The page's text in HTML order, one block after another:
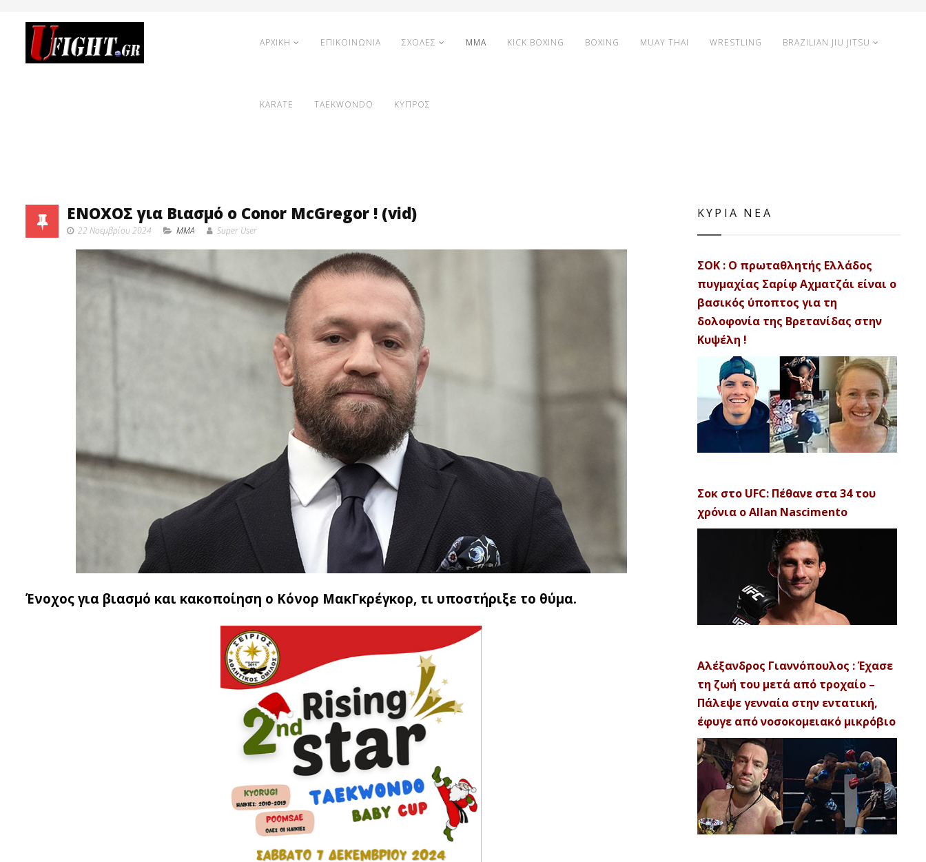
ΑΡΧΙΚΗ ΕΠΙΚΟΙΝΩΝΙΑ ΣΧΟΛΕΣ MMA KICK BOXING BOXING MUAY THAI WRESTLING BRAZILIAN JIU JITSU
KARATE TAEKWONDO ΚΥΠΡΟΣ
ΕΝΟΧΟΣ για Βιασμό ο Conor McGregor ! (vid)
22 Νοεμβρίου 2024 MMA Super User
Ένοχος για βιασμό και κακοποίηση ο Κόνορ ΜακΓκρέγκορ, τι υποστήριξε το θύμα.
ΚΥΡΙΑ ΝΕΑ
ΣΟΚ : Ο πρωταθλητής Ελλάδος
πυγμαχίας Σαρίφ Αχματζάι είναι ο
βασικός ύποπτος για τη
δολοφονία της Βρετανίδας στην
Κυψέλη !
Σοκ στο UFC: Πέθανε στα 34 του
χρόνια ο Allan Nascimento
Αλέξανδρος Γιαννόπουλος : Έχασε
τη ζωή του μετά από τροχαίο –
Πάλεψε γενναία στην εντατική,
έφυγε από νοσοκομειακό μικρόβιο